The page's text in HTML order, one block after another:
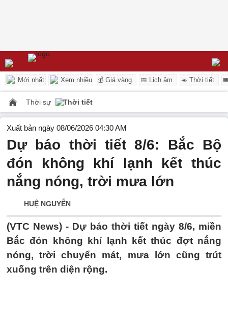
Mới nhất Xem nhiều 💰 Giá vàng 📅 Lịch âm ☀️ Thời tiết
Thời sự Thời tiết
Xuất bản ngày 08/06/2026 04:30 AM
Dự báo thời tiết 8/6: Bắc Bộ
đón không khí lạnh kết thúc
nắng nóng, trời mưa lớn
HUỆ NGUYỄN
(VTC News) - Dự báo thời tiết ngày 8/6, miền
Bắc đón không khí lạnh kết thúc đợt nắng
nóng, trời chuyển mát, mưa lớn cũng trút
xuống trên diện rộng.